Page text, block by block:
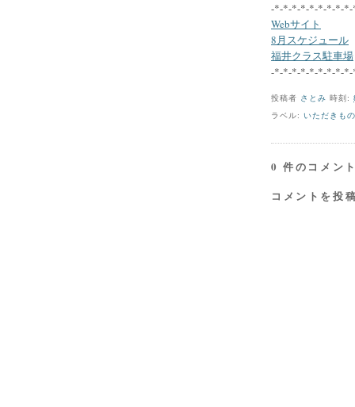
-*-*-*-*-*-*-*-*-
Webサイト
8月スケジュール
福井クラス駐車場
-*-*-*-*-*-*-*-*-
投稿者 さとみ 時刻:
ラベル:いただきも
0 件のコメン
コメントを投